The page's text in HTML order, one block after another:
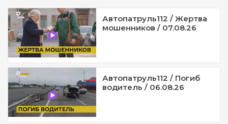
Автопатруль112 / Жертва
мошенников / 07.08.26
Автопатруль112 / Погиб
водитель / 06.08.26